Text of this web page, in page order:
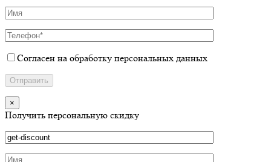
Согласен на обработку персональных данных
×
Получить персональную скидку